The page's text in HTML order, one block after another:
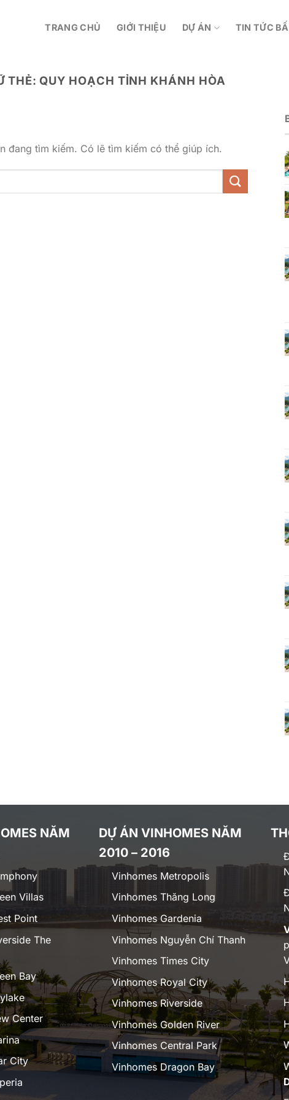
TRANG CHỦ GIỚI THIỆU DỰ ÁN TIN TỨC
THẺ: QUY HOẠCH TỈNH KHÁNH HÒA
đang tìm kiếm. Có lẽ tìm kiếm có thể giúp ích.
NĂM
Villas
Point
The
Bay
Center
City
DỰ ÁN VINHOMES NĂM
2010 – 2016
Vinhomes Metropolis
Vinhomes Thăng Long
Vinhomes Gardenia
Vinhomes Nguyễn Chí Thanh
Vinhomes Times City
Vinhomes Royal City
Vinhomes Riverside
Vinhomes Golden River
Vinhomes Central Park
Vinhomes Dragon Bay